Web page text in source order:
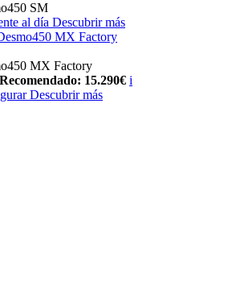
SM
al día Descubrir más
MX Factory
MX Factory
15.290€ i
Descubrir más